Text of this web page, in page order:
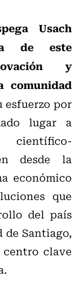
Usach
de este
y
comunidad
esfuerzo por
lugar a
desde la
económico
que
del país
de Santiago,
clave